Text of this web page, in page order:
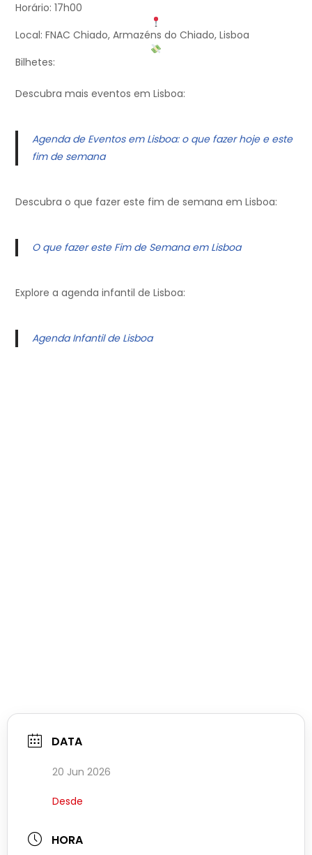
Horário: 17h00
Local: FNAC Chiado, Armazéns do Chiado, Lisboa
Bilhetes:
Descubra mais eventos em Lisboa:
Agenda de Eventos em Lisboa: o que fazer hoje e este
fim de semana
Descubra o que fazer este fim de semana em Lisboa:
O que fazer este Fim de Semana em Lisboa
Explore a agenda infantil de Lisboa:
Agenda Infantil de Lisboa
DATA
20 Jun 2026
Desde
HORA